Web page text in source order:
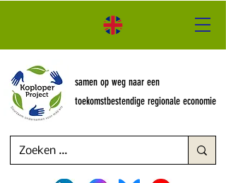
samen op weg naar een
toekomstbestendige regionale economie